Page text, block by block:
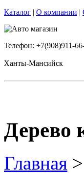
Каталог | О компании |
Телефон: +7(908)911-
Ханты-Мансийск
Дерево
Главная >